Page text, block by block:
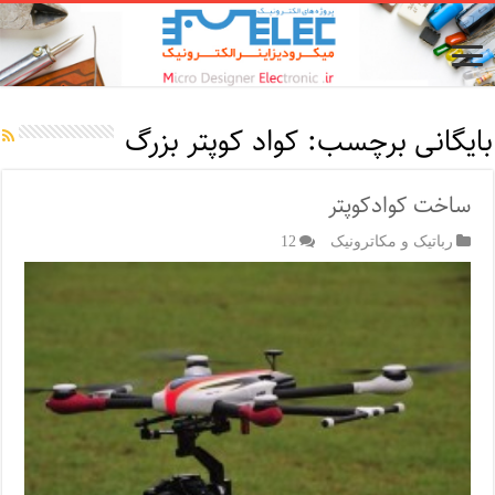
بایگانی برچسب: کواد کوپتر بزرگ
ساخت کوادکوپتر
رباتیک و مکاترونیک 12